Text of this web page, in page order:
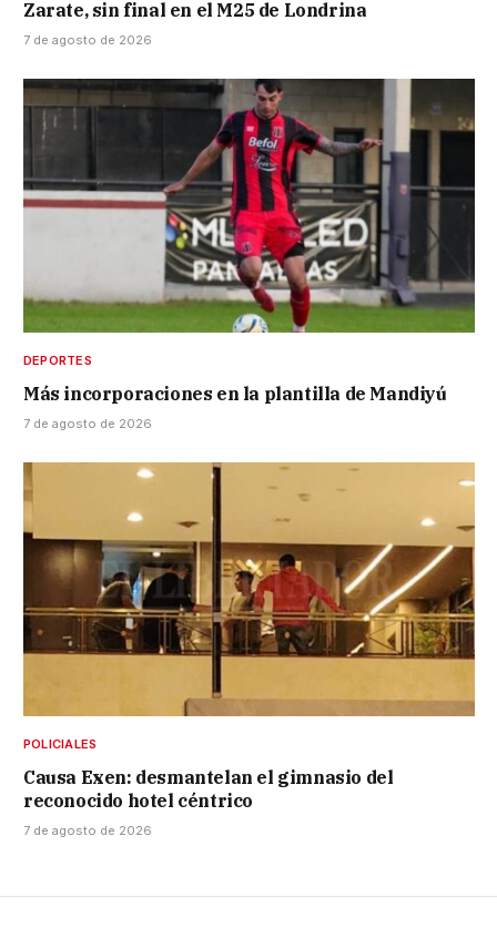
Zarate, sin final en el M25 de Londrina
7 de agosto de 2026
DEPORTES
Más incorporaciones en la plantilla de Mandiyú
7 de agosto de 2026
POLICIALES
Causa Exen: desmantelan el gimnasio del
reconocido hotel céntrico
7 de agosto de 2026